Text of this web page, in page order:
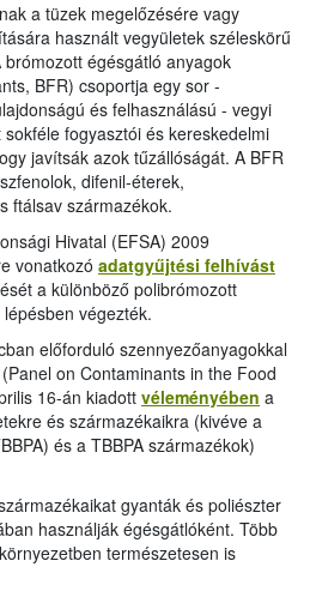
a tüzek megelőzésére vagy
használt vegyületek széleskörű
égésgátló anyagok
BFR) csoportja egy sor -
és felhasználású - vegyi
fogyasztói és kereskedelmi
javítsák azok tűzállóságát. A BFR
difenil-éterek,
ftálsav származékok.
Hivatal (EFSA) 2009
vonatkozó adatgyűjtési felhívást
a különböző polibrómozott
végezték.
előforduló szennyezőanyagokkal
on Contaminants in the Food
16-án kiadott véleményében a
és származékaikra (kivéve a
és a TBBPA származékok)
gyanták és poliészter
használják égésgátlóként. Több
természetesen is